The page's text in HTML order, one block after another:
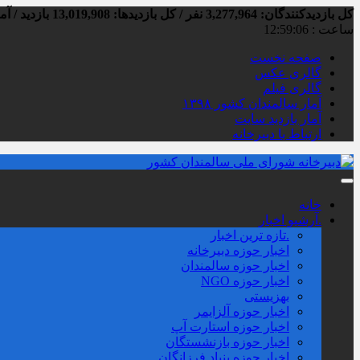
کل بازدیدکنند‌گان: 3,277,964 نفر / کل بازدیدها: 13,019,908 بازدید / آمار بازدید امروز:
ساعت : 12:59:07
صفحه نخست
گالری عکس
گالری فیلم
آمار سالمندان کشور ۱۳۹۸
آمار بازدید سایت
ارتباط با دبیرخانه
خانه
.آرشیو اخبار
.تازه ترین اخبار
اخبار حوزه دبیرخانه
اخبار حوزه سالمندان
اخبار حوزه NGO
بهزیستی
اخبار حوزه آلزايمر
اخبار حوزه استارت آپ
اخبار حوزه بازنشستگان
اخبار حوزه بنیاد فرزانگان